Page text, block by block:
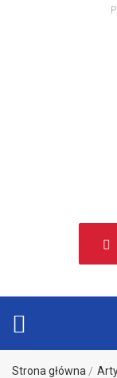
Strona główna